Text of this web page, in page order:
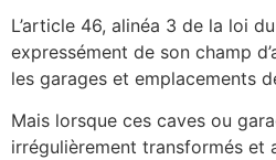
L’article 46, alinéa 3 de la loi
expressément de son champ
les garages et emplacements
Mais lorsque ces caves ou
irrégulièrement transformés et